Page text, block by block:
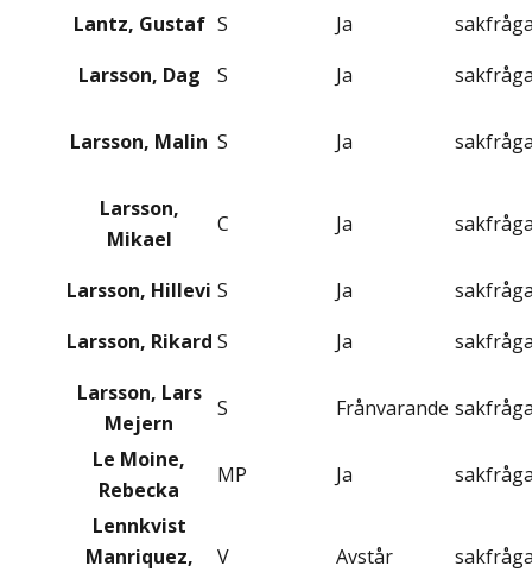
Lantz, Gustaf S Ja
Larsson, Dag
S Ja
Larsson, Malin S Ja
Larsson,
Mikael
C Ja
Larsson, Hillevi S Ja
Larsson, Rikard S Ja
Larsson, Lars
Mejern
S Frånvarande
Le Moine,
Rebecka
MP Ja
Lennkvist
Manriquez,
V Avstår